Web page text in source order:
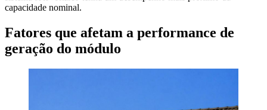
capacidade nominal.
Fatores que afetam a performance de
geração do módulo